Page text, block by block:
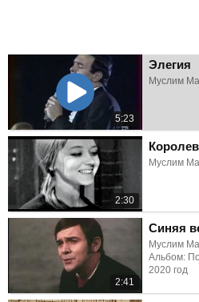
5:23
Элегия
Муслим
2:30
Муслим
2:41
Синяя
Муслим
Альбом:
2020 год